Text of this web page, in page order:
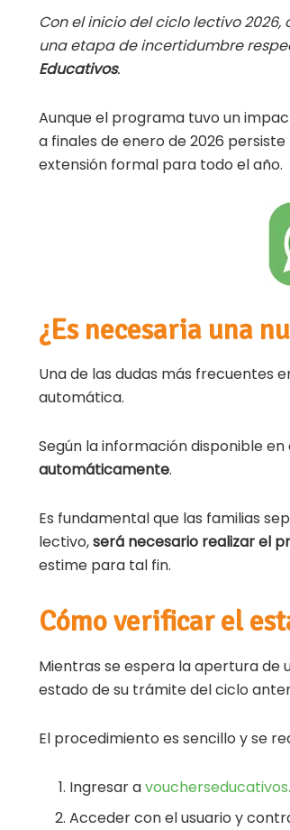
at
s
p
p
b
oo
tt
er
ai
l
m
p
ti
r
Con el inicio del ciclo lectivo
una etapa de incertidumbre
Educativos.
Aunque el programa tuvo un
a finales de enero de 2026
extensión formal para todo el año.
¿Es necesaria una
Una de las dudas más frecuentes
automática.
Según la información disponible
automáticamente.
Es fundamental que las familias
lectivo,será necesario realizar el
estime para tal fin.
Cómo verificar el
Mientras se espera la apertura de
estado de su trámite del ciclo
El procedimiento es sencillo y se
Ingresar a
Acceder con el usuario y